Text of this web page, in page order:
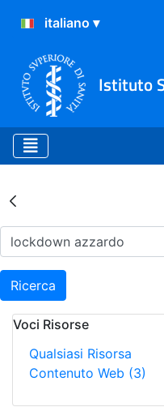
Istituto
Risultati
Ricerca
Voci Risorse
Qualsiasi Risorsa
Contenuto Web (3)